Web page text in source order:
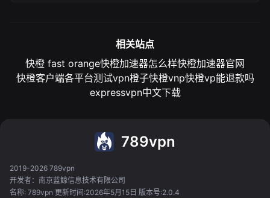
相关站点
快橙 fast orange快橙加速器怎么样快橙加速器官网
快橙客户端各平台测试vpn橙子快橙vnp快橙vp能退款吗
expressvpn中文下载
789vpn
2019-2026 789vpn
开发者：南京蓝鲸信息技术有限公司
名称: 789vpn 更新时间:2026年5月15日 版本号:2.0.4